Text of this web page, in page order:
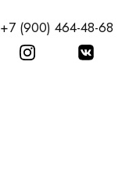
+7 (900) 464-48-68